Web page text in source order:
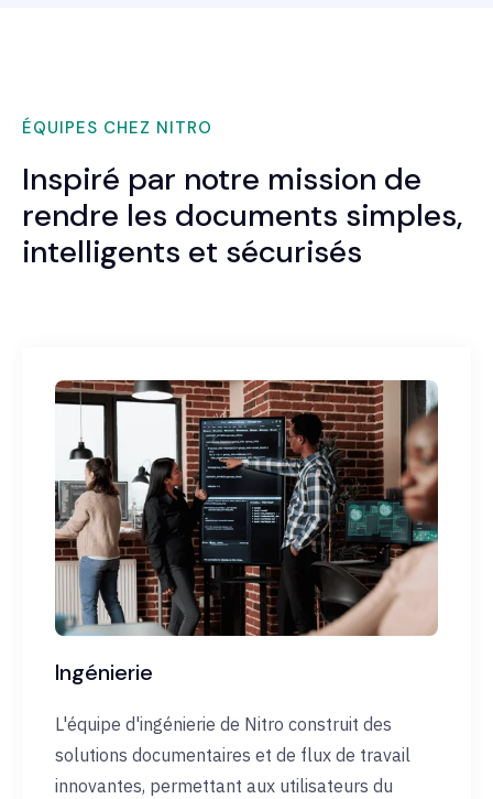
ÉQUIPES CHEZ NITRO
Inspiré par notre mission de
rendre les documents simples,
intelligents et sécurisés
Ingénierie
L'équipe d'ingénierie de Nitro construit des
solutions documentaires et de flux de travail
innovantes, permettant aux utilisateurs du